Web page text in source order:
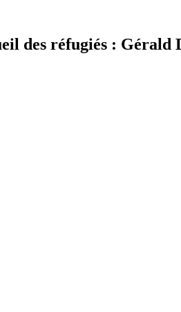
des réfugiés : Gérald